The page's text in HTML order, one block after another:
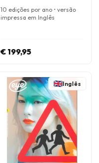
10 edições por ano • versão
impressa em Inglês
€ 199,95
Inglês